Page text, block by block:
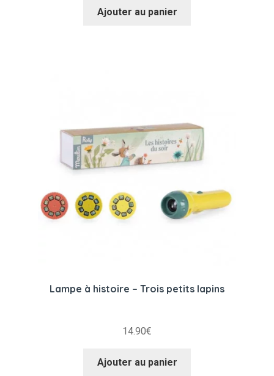
Ajouter au panier
Lampe à histoire – Trois petits lapins
14.90€
Ajouter au panier